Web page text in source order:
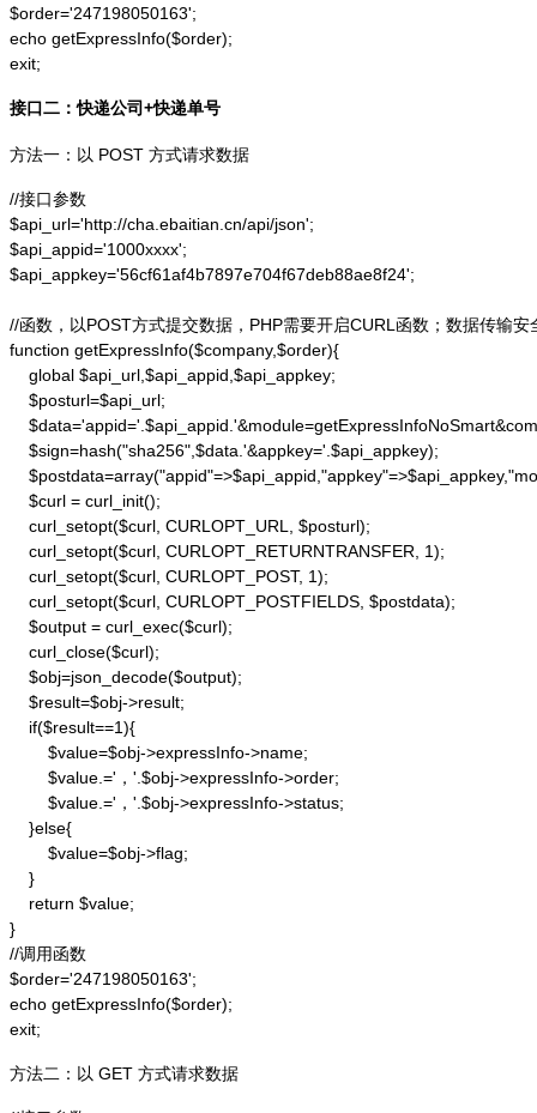
$order='247198050163';
echo getExpressInfo($order);
exit;
接口二：快递公司+快递单号
方法一：以 POST 方式请求数据
//接口参数
$api_url='http://cha.ebaitian.cn/api/json';
$api_appid='1000xxxx';
$api_appkey='56cf61af4b7897e704f67deb88ae8f24';
//函数，以POST方式提交数据，PHP需要开启CURL函数；数据传输安
function getExpressInfo($company,$order){
    global $api_url,$api_appid,$api_appkey;
    $posturl=$api_url;
    $sign=hash("sha256",$data.'&appkey='.$api_appkey);
    $curl = curl_init();
    curl_setopt($curl, CURLOPT_URL, $posturl);
    curl_setopt($curl, CURLOPT_RETURNTRANSFER, 1);
    curl_setopt($curl, CURLOPT_POST, 1);
    curl_setopt($curl, CURLOPT_POSTFIELDS, $postdata);
    $output = curl_exec($curl);
    curl_close($curl);
    $obj=json_decode($output);
    $result=$obj->result;
    if($result==1){
        $value=$obj->expressInfo->name;
        $value.='，'.$obj->expressInfo->order;
        $value.='，'.$obj->expressInfo->status;
    }else{
        $value=$obj->flag;
    }
    return $value;
}
//调用函数
$order='247198050163';
echo getExpressInfo($order);
exit;
方法二：以 GET 方式请求数据